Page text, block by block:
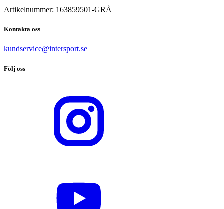
Artikelnummer: 163859501-GRÅ
Kontakta oss
kundservice@intersport.se
Följ oss